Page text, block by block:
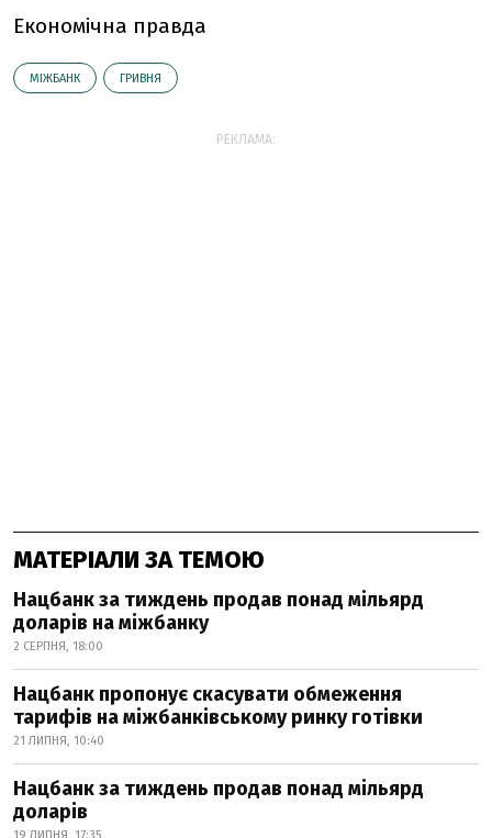
Економічна правда
МІЖБАНК ГРИВНЯ
РЕКЛАМА:
МАТЕРІАЛИ ЗА ТЕМОЮ
Нацбанк за тиждень продав понад мільярд
доларів на міжбанку
2 СЕРПНЯ, 18:00
Нацбанк пропонує скасувати обмеження
тарифів на міжбанківському ринку готівки
21 ЛИПНЯ, 10:40
Нацбанк за тиждень продав понад мільярд
доларів